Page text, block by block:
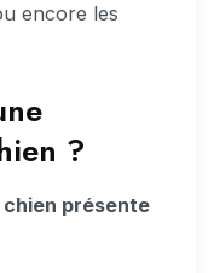
encore les
?
présente